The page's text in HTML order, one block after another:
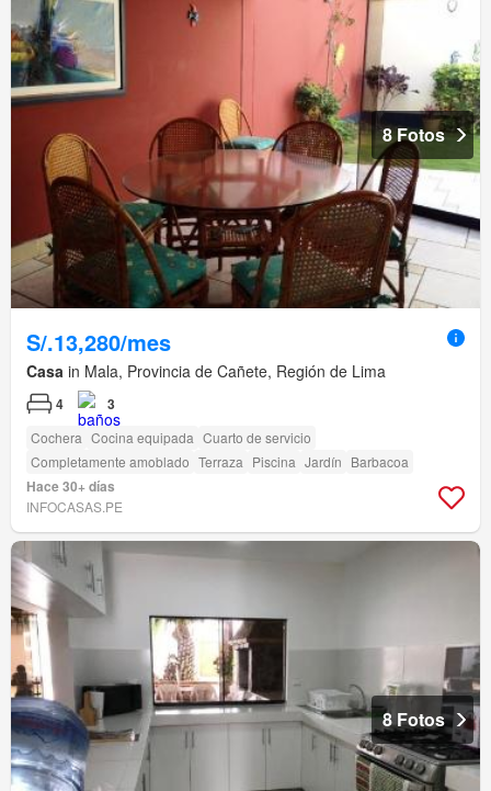
8 Fotos
S/.13,280/mes
Casa in Mala, Provincia de Cañete, Región de Lima
4 3
Cochera Cocina equipada Cuarto de servicio
Completamente amoblado Terraza Piscina Jardín Barbacoa
Hace 30+ días
INFOCASAS.PE
8 Fotos